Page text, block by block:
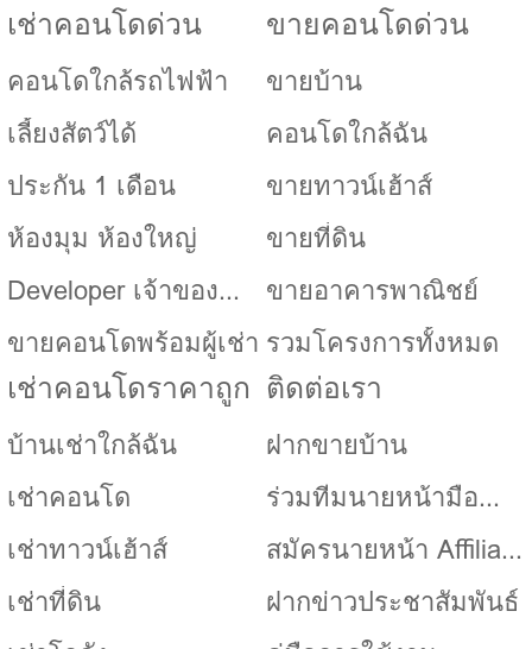
เช่าคอนโดด่วน
คอนโดใกล้รถไฟฟ้า
เลี้ยงสัตว์ได้
ประกัน 1 เดือน
ห้องมุม ห้องใหญ่
Developer เจ้าของ
โครงการ
ขายคอนโดพร้อมผู้เช่า
ขายคอนโดด่วน
ขายบ้าน
คอนโดใกล้ฉัน
ขายทาวน์เฮ้าส์
ขายที่ดิน
ขายอาคารพาณิชย์
รวมโครงการทั้งหมด
เช่าคอนโดราคาถูก
บ้านเช่าใกล้ฉัน
เช่าคอนโด
เช่าทาวน์เฮ้าส์
เช่าที่ดิน
ติดต่อเรา
ฝากขายบ้าน
ร่วมทีมนายหน้ามือ
ใหม่ หรือ Co-Agent
สมัครนายหน้า Affiliate
กับ Propso
ฝากข่าวประชาสัมพันธ์